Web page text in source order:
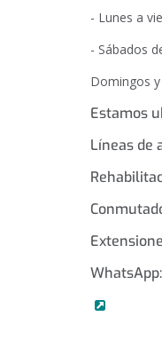
- Lunes a
- Sábados
Domingos
Estamos
Líneas de
WhatsApp: